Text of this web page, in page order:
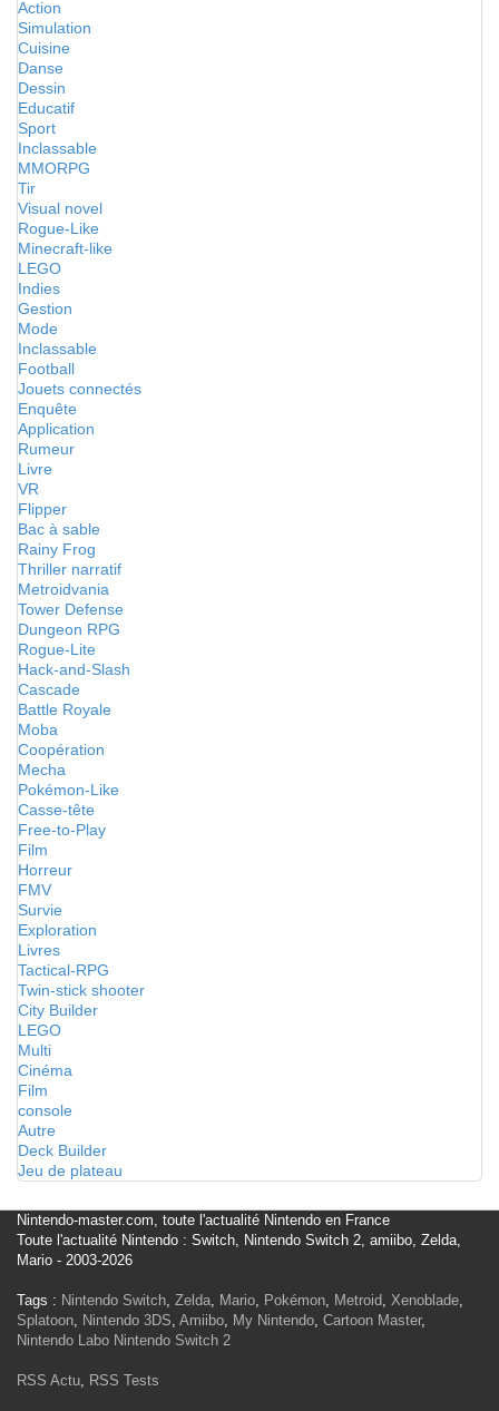
Action
Simulation
Cuisine
Danse
Dessin
Educatif
Sport
Inclassable
MMORPG
Tir
Visual novel
Rogue-Like
Minecraft-like
LEGO
Indies
Gestion
Mode
Inclassable
Football
Jouets connectés
Enquête
Application
Rumeur
Livre
VR
Flipper
Bac à sable
Rainy Frog
Thriller narratif
Metroidvania
Tower Defense
Dungeon RPG
Rogue-Lite
Hack-and-Slash
Cascade
Battle Royale
Moba
Coopération
Mecha
Pokémon-Like
Casse-tête
Free-to-Play
Film
Horreur
FMV
Survie
Exploration
Livres
Tactical-RPG
Twin-stick shooter
City Builder
LEGO
Multi
Cinéma
Film
console
Autre
Deck Builder
Jeu de plateau
Nintendo-master.com, toute l'actualité Nintendo en France
Toute l'actualité Nintendo : Switch, Nintendo Switch 2, amiibo, Zelda,
Mario - 2003-2026
Tags : Nintendo Switch, Zelda, Mario, Pokémon, Metroid, Xenoblade,
Splatoon, Nintendo 3DS, Amiibo, My Nintendo, Cartoon Master,
Nintendo Labo Nintendo Switch 2
RSS Actu, RSS Tests